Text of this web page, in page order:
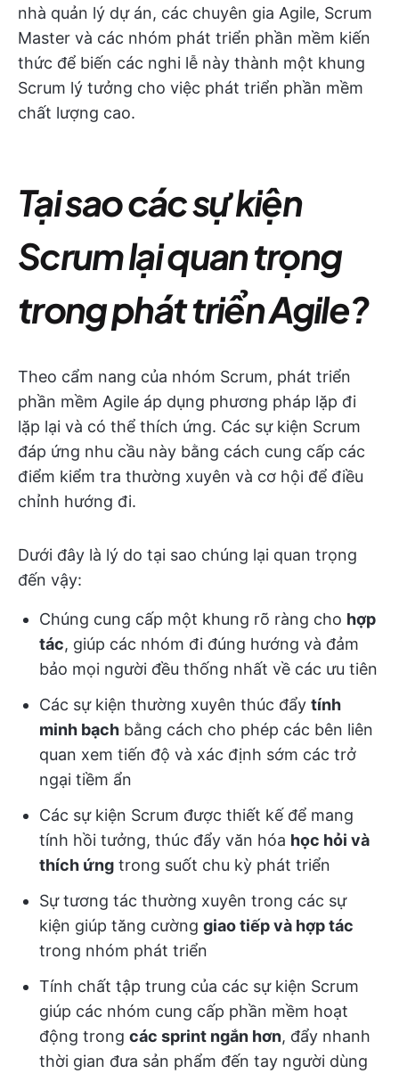
nhà quản lý dự án, các chuyên gia Agile, Scrum
Master và các nhóm phát triển phần mềm kiến
thức để biến các nghi lễ này thành một khung
Scrum lý tưởng cho việc phát triển phần mềm
chất lượng cao.
Tại sao các sự kiện
Scrum lại quan trọng
trong phát triển Agile?
Theo cẩm nang của nhóm Scrum, phát triển
phần mềm Agile áp dụng phương pháp lặp đi
lặp lại và có thể thích ứng. Các sự kiện Scrum
đáp ứng nhu cầu này bằng cách cung cấp các
điểm kiểm tra thường xuyên và cơ hội để điều
chỉnh hướng đi.
Dưới đây là lý do tại sao chúng lại quan trọng
đến vậy:
Chúng cung cấp một khung rõ ràng cho hợp
tác, giúp các nhóm đi đúng hướng và đảm
bảo mọi người đều thống nhất về các ưu tiên
Các sự kiện thường xuyên thúc đẩy tính
minh bạch bằng cách cho phép các bên liên
quan xem tiến độ và xác định sớm các trở
ngại tiềm ẩn
Các sự kiện Scrum được thiết kế để mang
tính hồi tưởng, thúc đẩy văn hóa học hỏi và
thích ứng trong suốt chu kỳ phát triển
Sự tương tác thường xuyên trong các sự
kiện giúp tăng cường giao tiếp và hợp tác
trong nhóm phát triển
Tính chất tập trung của các sự kiện Scrum
giúp các nhóm cung cấp phần mềm hoạt
động trong các sprint ngắn hơn, đẩy nhanh
thời gian đưa sản phẩm đến tay người dùng